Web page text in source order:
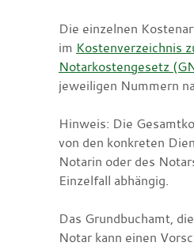
Die einzelnen
im Kostenverzeichnis
Notarkostengesetz
jeweiligen Nummern
Hinweis: Die
von den konkreten
Notarin oder des
Einzelfall abhängig.
Das Grundbuchamt,
Notar kann einen